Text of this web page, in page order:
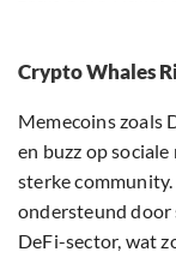
Crypto Whales
Memecoins zoals
en buzz op
sterke
ondersteund door
DeFi-sector, wat